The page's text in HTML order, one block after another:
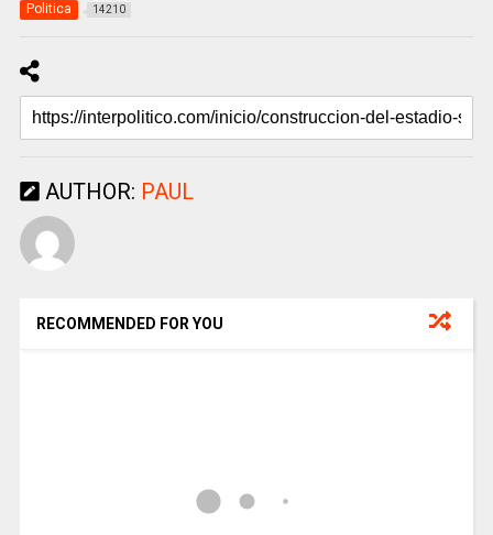
Politica 14210
AUTHOR: PAUL
RECOMMENDED FOR YOU